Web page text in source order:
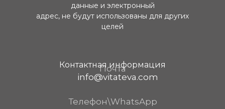
данные и электронный
адрес, не будут использованы для других
целей
Контактная информация
Почта
Телефон\WhatsApp
info@vitateva.com